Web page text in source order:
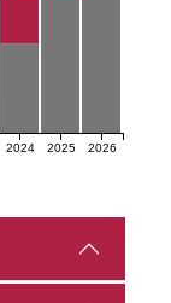
2024 2025 2026